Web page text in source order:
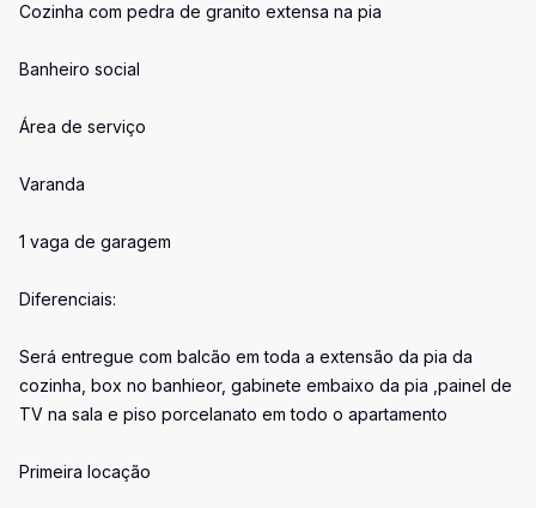
Cozinha com pedra de granito extensa na pia
Banheiro social
Área de serviço
Varanda
1 vaga de garagem
Diferenciais:
Será entregue com balcão em toda a extensão da pia da
cozinha, box no banhieor, gabinete embaixo da pia ,painel de
TV na sala e piso porcelanato em todo o apartamento
Primeira locação